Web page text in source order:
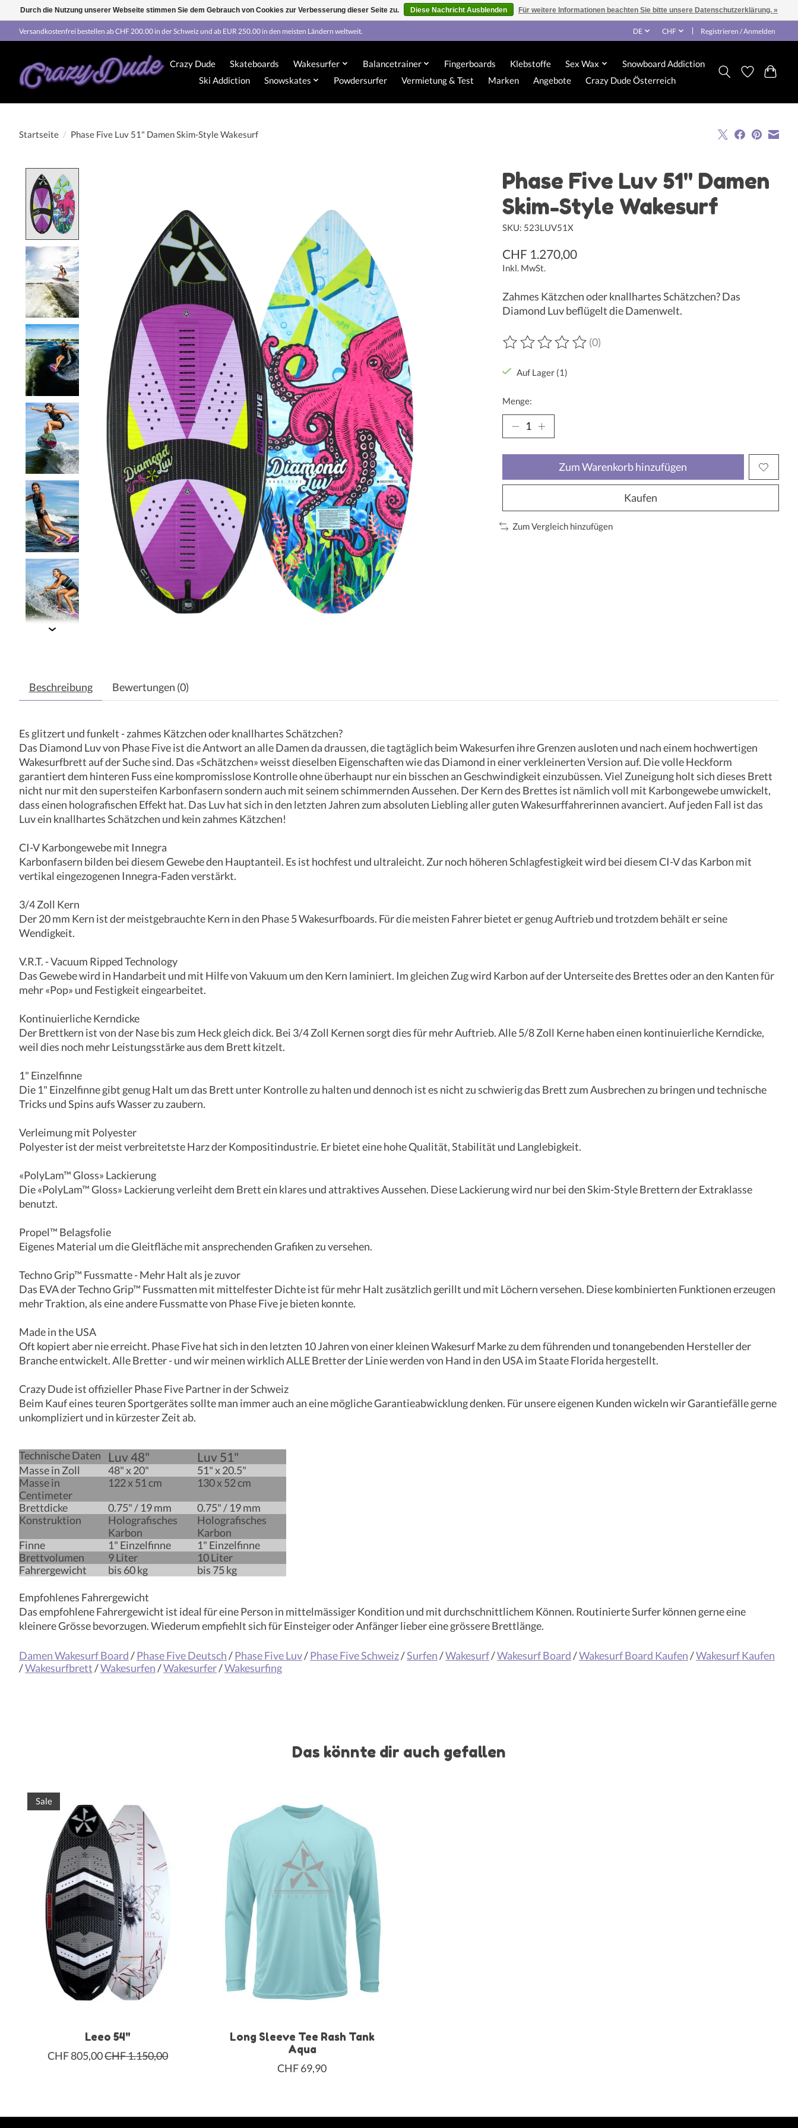
Versandkostenfrei bestellen ab CHF 200.00 in der Schweiz und ab EUR 250.00 in den meisten Ländern weltweit. DE CHF Registrieren / Anmelden
Crazy Dude Skateboards Wakesurfer Balancetrainer Fingerboards Klebstoffe Sex Wax
Snowboard Addiction
Ski Addiction
Snowskates Powdersurfer Vermietung & Test Marken Angebote Crazy Dude Österreich
Startseite / Phase Five Luv 51" Damen Skim-Style Wakesurf
Phase Five Luv 51" Damen
Skim-Style Wakesurf
SKU: 523LUV51X
CHF 1.270,00
Inkl. MwSt.
Zahmes Kätzchen oder knallhartes Schätzchen? Das
Diamond Luv beflügelt die Damenwelt.
Die Bewertung dieses Produkts ist
(0)
Auf Lager (1)
Menge:
Zum Warenkorb hinzufügen
Kaufen
Zum Vergleich hinzufügen
Beschreibung Bewertungen (0)
Es glitzert und funkelt - zahmes Kätzchen oder knallhartes Schätzchen?
Das Diamond Luv von Phase Five ist die Antwort an alle Damen da draussen, die tagtäglich beim Wakesurfen ihre Grenzen ausloten und nach einem hochwertigen
Wakesurfbrett auf der Suche sind. Das «Schätzchen» weisst dieselben Eigenschaften wie das Diamond in einer verkleinerten Version auf. Die volle Heckform
garantiert dem hinteren Fuss eine kompromisslose Kontrolle ohne überhaupt nur ein bisschen an Geschwindigkeit einzubüssen. Viel Zuneigung holt sich dieses Brett
nicht nur mit den supersteifen Karbonfasern sondern auch mit seinem schimmernden Aussehen. Der Kern des Brettes ist nämlich voll mit Karbongewebe umwickelt,
dass einen holografischen Effekt hat. Das Luv hat sich in den letzten Jahren zum absoluten Liebling aller guten Wakesurffahrerinnen avanciert. Auf jeden Fall ist das
Luv ein knallhartes Schätzchen und kein zahmes Kätzchen!
CI-V Karbongewebe mit Innegra
Karbonfasern bilden bei diesem Gewebe den Hauptanteil. Es ist hochfest und ultraleicht. Zur noch höheren Schlagfestigkeit wird bei diesem CI-V das Karbon mit
vertikal eingezogenen Innegra-Faden verstärkt.
3/4 Zoll Kern
Der 20 mm Kern ist der meistgebrauchte Kern in den Phase 5 Wakesurfboards. Für die meisten Fahrer bietet er genug Auftrieb und trotzdem behält er seine
Wendigkeit.
V.R.T. - Vacuum Ripped Technology
Das Gewebe wird in Handarbeit und mit Hilfe von Vakuum um den Kern laminiert. Im gleichen Zug wird Karbon auf der Unterseite des Brettes oder an den Kanten für
mehr «Pop» und Festigkeit eingearbeitet.
Kontinuierliche Kerndicke
Der Brettkern ist von der Nase bis zum Heck gleich dick. Bei 3/4 Zoll Kernen sorgt dies für mehr Auftrieb. Alle 5/8 Zoll Kerne haben einen kontinuierliche Kerndicke,
weil dies noch mehr Leistungsstärke aus dem Brett kitzelt.
1" Einzelfinne
Die 1" Einzelfinne gibt genug Halt um das Brett unter Kontrolle zu halten und dennoch ist es nicht zu schwierig das Brett zum Ausbrechen zu bringen und technische
Tricks und Spins aufs Wasser zu zaubern.
Verleimung mit Polyester
Polyester ist der meist verbreitetste Harz der Kompositindustrie. Er bietet eine hohe Qualität, Stabilität und Langlebigkeit.
«PolyLam™ Gloss» Lackierung
Die «PolyLam™ Gloss» Lackierung verleiht dem Brett ein klares und attraktives Aussehen. Diese Lackierung wird nur bei den Skim-Style Brettern der Extraklasse
benutzt.
Propel™ Belagsfolie
Eigenes Material um die Gleitfläche mit ansprechenden Grafiken zu versehen.
Techno Grip™ Fussmatte - Mehr Halt als je zuvor
Das EVA der Techno Grip™ Fussmatten mit mittelfester Dichte ist für mehr Halt zusätzlich gerillt und mit Löchern versehen. Diese kombinierten Funktionen erzeugen
mehr Traktion, als eine andere Fussmatte von Phase Five je bieten konnte.
Made in the USA
Oft kopiert aber nie erreicht. Phase Five hat sich in den letzten 10 Jahren von einer kleinen Wakesurf Marke zu dem führenden und tonangebenden Hersteller der
Branche entwickelt. Alle Bretter - und wir meinen wirklich ALLE Bretter der Linie werden von Hand in den USA im Staate Florida hergestellt.
Crazy Dude ist offizieller Phase Five Partner in der Schweiz
Beim Kauf eines teuren Sportgerätes sollte man immer auch an eine mögliche Garantieabwicklung denken. Für unsere eigenen Kunden wickeln wir Garantiefälle gerne
unkompliziert und in kürzester Zeit ab.
Technische Daten Luv 48" Luv 51"
Masse in Zoll 48" x 20"
51" x 20.5"
Masse in
Centimeter
122 x 51 cm
130 x 52 cm
Brettdicke
0.75" / 19 mm
0.75" / 19 mm
Konstruktion
Holografisches
Karbon
Holografisches
Karbon
Finne
1" Einzelfinne
1" Einzelfinne
Brettvolumen
9 Liter
10 Liter
Fahrergewicht
bis 60 kg bis 75 kg
Empfohlenes Fahrergewicht
Das empfohlene Fahrergewicht ist ideal für eine Person in mittelmässiger Kondition und mit durchschnittlichem Können. Routinierte Surfer können gerne eine
kleinere Grösse bevorzugen. Wiederum empfiehlt sich für Einsteiger oder Anfänger lieber eine grössere Brettlänge.
Damen Wakesurf Board/Phase Five Deutsch/Phase Five Luv/Phase Five Schweiz/Surfen/Wakesurf/Wakesurf Board/Wakesurf Board Kaufen/Wakesurf Kaufen
/Wakesurfbrett/Wakesurfen/Wakesurfer/Wakesurfing
Das könnte dir auch gefallen
Produkt-Karussell-Artikel
Sale
Leeo 54"
CHF 805,00CHF 1.150,00
Long Sleeve Tee Rash Tank
Aqua
CHF 69,90
Durch die Nutzung unserer Webseite stimmen Sie dem Gebrauch von Cookies zur Verbesserung dieser Seite zu. Diese Nachricht Ausblenden Für weitere Informationen beachten Sie bitte unsere Datenschutzerklärung. »